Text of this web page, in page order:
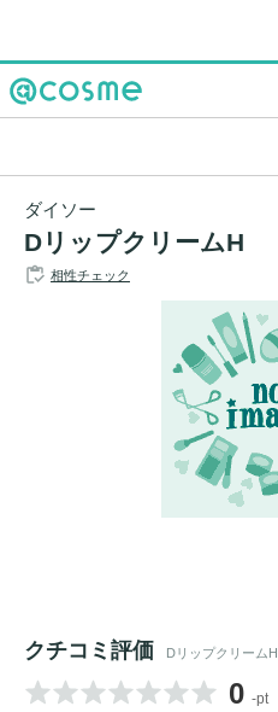
ダイソー
DリップクリームH
相性チェック
クチコミ評価 DリップクリームH
0 -pt